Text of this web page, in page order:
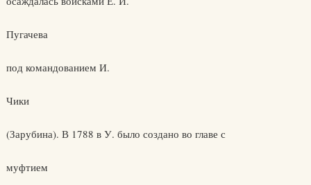
Пугачева
под командованием И.
Чики
(Зарубина). В 1788 в У. было создано во главе с
муфтием